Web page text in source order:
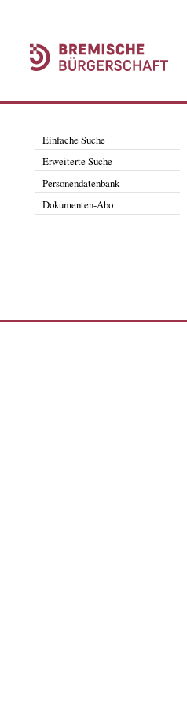
Einfache Suche
Erweiterte Suche
Personendatenbank
Dokumenten-Abo